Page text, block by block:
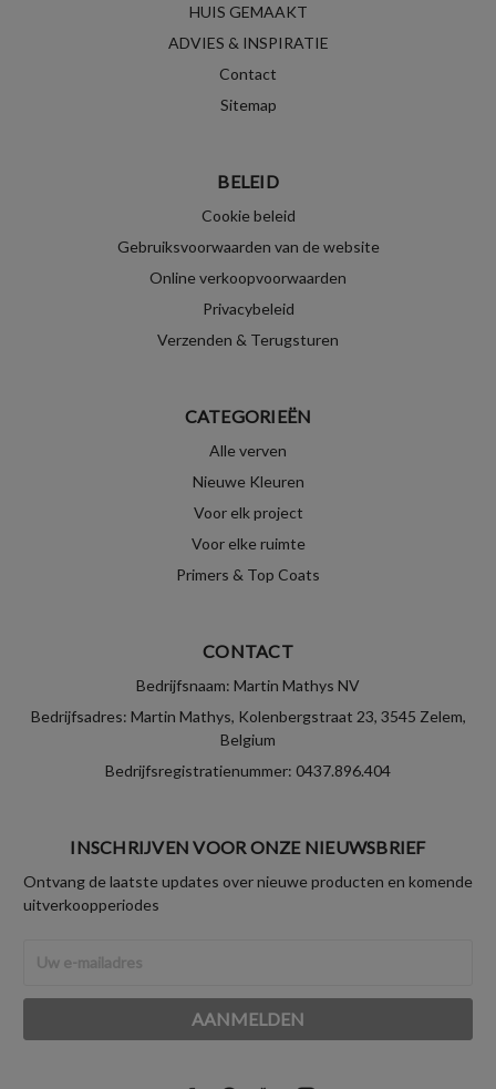
HUIS GEMAAKT
ADVIES & INSPIRATIE
Contact
Sitemap
BELEID
Cookie beleid
Gebruiksvoorwaarden van de website
Online verkoopvoorwaarden
Privacybeleid
Verzenden & Terugsturen
CATEGORIEËN
Alle verven
Nieuwe Kleuren
Voor elk project
Voor elke ruimte
Primers & Top Coats
CONTACT
Bedrijfsnaam: Martin Mathys NV
Bedrijfsadres: Martin Mathys, Kolenbergstraat 23, 3545 Zelem,
Belgium
Bedrijfsregistratienummer: 0437.896.404
INSCHRIJVEN VOOR ONZE NIEUWSBRIEF
Ontvang de laatste updates over nieuwe producten en komende
uitverkoopperiodes
mailadres